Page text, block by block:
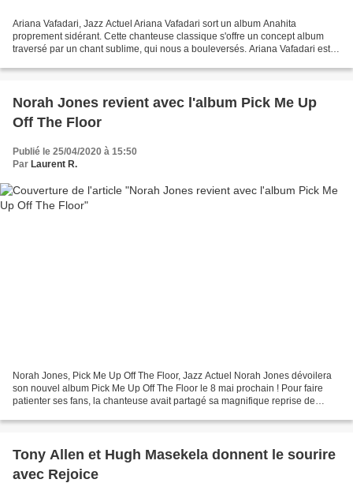
Ariana Vafadari, Jazz Actuel Ariana Vafadari sort un album Anahita
proprement sidérant. Cette chanteuse classique s'offre un concept album
traversé par un chant sublime, qui nous a bouleversés. Ariana Vafadari est
Norah Jones revient avec l'album Pick Me Up
Off The Floor
Publié le 25/04/2020 à 15:50
Par Laurent R.
Norah Jones, Pick Me Up Off The Floor, Jazz Actuel Norah Jones dévoilera
son nouvel album Pick Me Up Off The Floor le 8 mai prochain ! Pour faire
patienter ses fans, la chanteuse avait partagé sa magnifique reprise de
Tony Allen et Hugh Masekela donnent le sourire
avec Rejoice